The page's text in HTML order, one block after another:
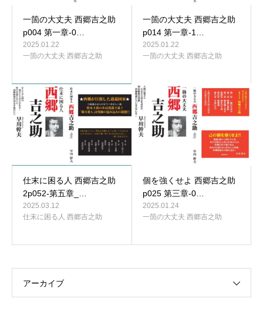
一箇の大丈夫 西郷吉之助
p004 第一章-0…
2025.01.22
一箇の大丈夫 西郷吉之助
一箇の大丈夫 西郷吉之助
p014 第一章-1…
2025.01.22
一箇の大丈夫 西郷吉之助
仕末に困る人 西郷吉之助
2p052-第五章_…
2025.03.12
仕末に困る人 西郷吉之助
個を強くせよ 西郷吉之助
p025 第三章-0…
2025.01.24
一箇の大丈夫 西郷吉之助
アーカイブ